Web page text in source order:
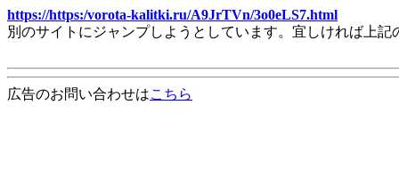
https://https:/vorota-kalitki.ru/A9JrTVn/3o0eLS7.html
別のサイトにジャンプしようとしています。宜しければ上
広告のお問い合わせはこちら